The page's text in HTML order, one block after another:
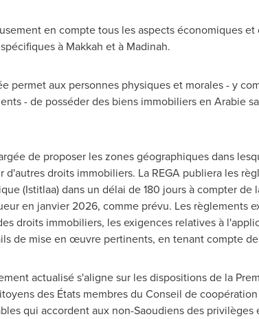
en compte tous les aspects économiques
à Makkah et à Madinah.
permet aux personnes physiques et morales - y
- de posséder des biens immobiliers en Arabie
de proposer les zones géographiques dans
droits immobiliers. La REGA publiera les
(Istitlaa) dans un délai de 180 jours à compter
en janvier 2026, comme prévu. Les règlements
droits immobiliers, les exigences relatives à
de mise en œuvre pertinents, en tenant compte
actualisé s'aligne sur les dispositions de la
des États membres du Conseil decoopération
qui accordent aux non-Saoudiens des